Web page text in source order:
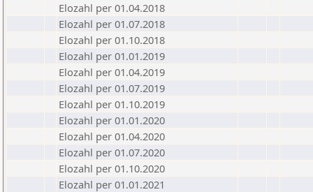
Elozahl per 01.04.2018
Elozahl per 01.07.2018
Elozahl per 01.10.2018
Elozahl per 01.01.2019
Elozahl per 01.04.2019
Elozahl per 01.07.2019
Elozahl per 01.10.2019
Elozahl per 01.01.2020
Elozahl per 01.04.2020
Elozahl per 01.07.2020
Elozahl per 01.10.2020
Elozahl per 01.01.2021